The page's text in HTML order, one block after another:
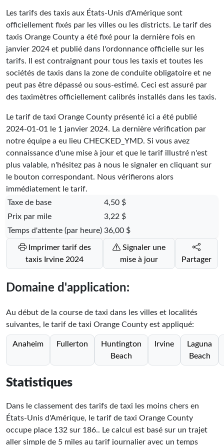
Les tarifs des taxis aux États-Unis d'Amérique sont
officiellement fixés par les villes ou les districts. Le tarif des
taxis Orange County a été fixé pour la dernière fois en
janvier 2024 et publié dans l'ordonnance officielle sur les
tarifs. Il est contraignant pour tous les taxis et toutes les
sociétés de taxis dans la zone de conduite obligatoire et ne
peut pas être dépassé ou sous-estimé. Ceci est assuré par
des taximètres officiellement calibrés installés dans les taxis.
Le tarif de taxi Orange County présenté ici a été publié
2024-01-01
le 1 janvier 2024. La dernière vérification par
notre équipe a eu lieu CHECKED_YMD. Si vous avez
connaissance d'une mise à jour et que le tarif illustré n'est
plus valable, n'hésitez pas à nous le signaler en cliquant sur
le bouton correspondant. Nous vérifierons alors
immédiatement le tarif.
Taxe de base
4,50 $
Prix par mile
3,22 $
Temps d'attente (par heure) 36,00 $
Imprimer tarif des
taxis Irvine 2024
Signaler une
mise à jour
Partager
Domaine d'application:
Au début de la course de taxi dans les villes et localités
suivantes, le tarif de taxi Orange County est appliqué:
Anaheim Fullerton
Huntington
Beach
Irvine
Laguna
Beach
Statistiques
Dans le classement des tarifs de taxi les moins chers en
États-Unis d'Amérique, le tarif de taxi Orange County
occupe place 132 sur 186.. Le calcul est basé sur un trajet
aller simple de 5 miles au tarif journalier avec un temps